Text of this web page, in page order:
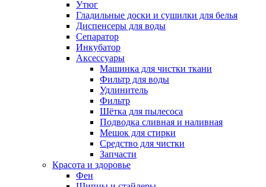
Утюг
Гладильные доски и сушилки для белья
Диспенсеры для воды
Сепаратор
Инкубатор
Аксессуары
Машинка для чистки ткани
Фильтр для воды
Удлинитель
Фильтр
Шётка для пылесоса
Подводка сливная и наливная
Мешок для стирки
Средство для чистки
Запчасти
Красота и здоровье
Фен